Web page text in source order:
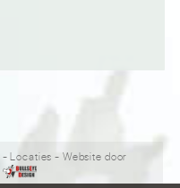
-Locaties - Website door